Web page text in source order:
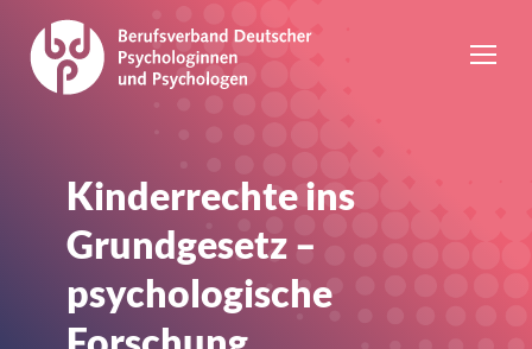
Kinderrechte ins
Grundgesetz –
psychologische